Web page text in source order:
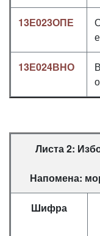
13Е023ОПЕ
13Е024ВНО
Листа 2:
Напомена:
Шифра